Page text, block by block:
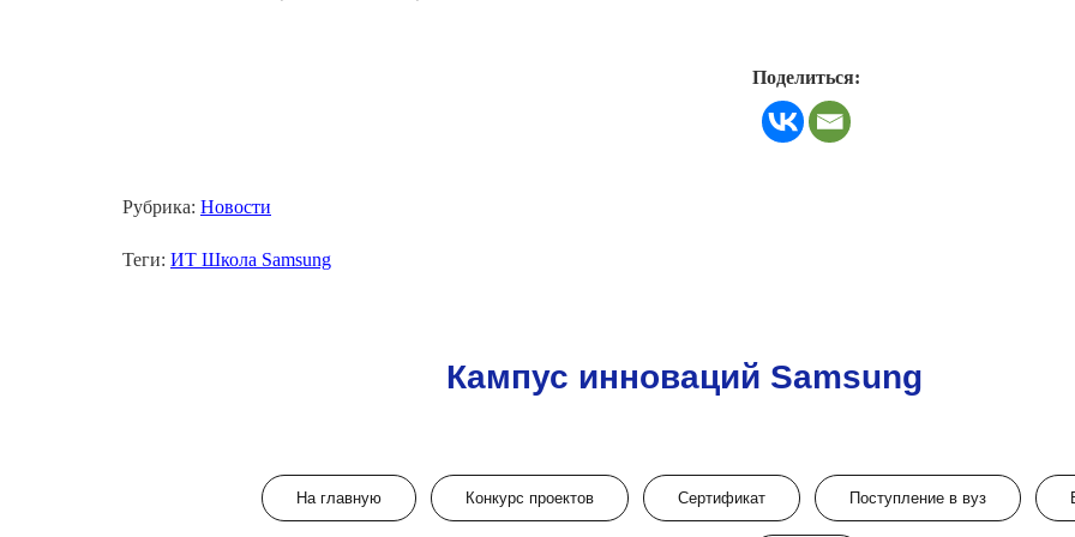
Поделиться:
Рубрика: Новости
Теги: ИТ Школа Samsung
Кампус инноваций Samsung
На главную Конкурс проектов Сертификат Поступление в вуз